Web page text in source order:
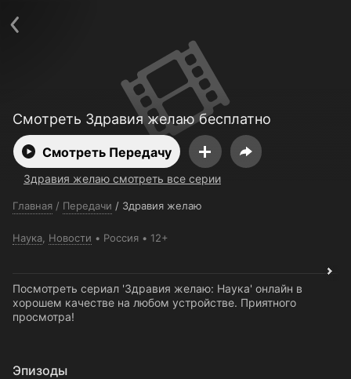
Смотреть Здравия желаю бесплатно
Смотреть Передачу
Здравия желаю смотреть все серии
Главная / Передачи / Здравия желаю
Наука Новости Россия 12+
Посмотреть сериал 'Здравия желаю: Наука' онлайн в
хорошем качестве на любом устройстве. Приятного
просмотра!
Эпизоды
Пользовательское соглашение
Политика конфиденциальности
Для партнёров
Открыть приложение
Ввести промокод
Бесплатные каналы